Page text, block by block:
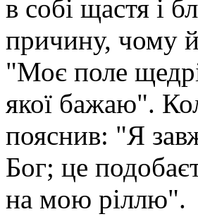
в собі щастя і
причину, чому
"Моє поле
якої бажаю".
пояснив: "Я
Бог; це
на мою ріллю".